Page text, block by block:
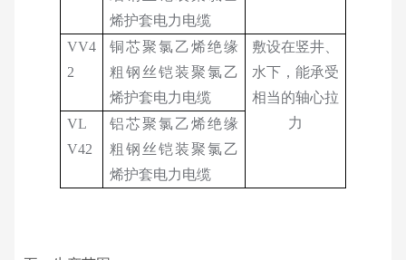
烯护套电力电缆
VV4
2
铜芯聚氯乙烯绝缘
粗钢丝铠装聚氯乙
烯护套电力电缆
敷设在竖井、
水下，能承受
相当的轴心拉
力
VL
V42
铝芯聚氯乙烯绝缘
粗钢丝铠装聚氯乙
烯护套电力电缆